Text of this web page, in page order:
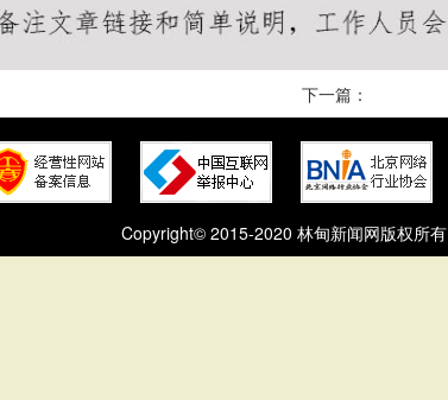
下一篇：
Copyright© 2015-2020 林甸新闻网版权所有